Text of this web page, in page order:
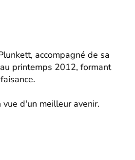
accompagné de sa
printemps 2012, formant
d'un meilleur avenir.